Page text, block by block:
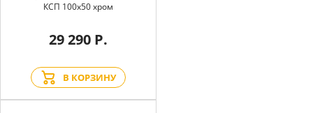
КСП 100x50 хром
29 290 Р.
В КОРЗИНУ